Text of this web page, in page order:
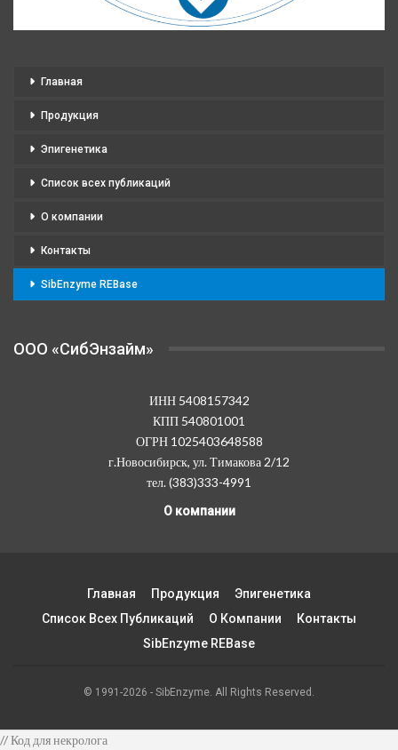
Главная
Продукция
Эпигенетика
Список всех публикаций
О компании
Контакты
SibEnzyme REBase
OOO «СибЭнзайм»
ИНН 5408157342
КПП 540801001
ОГРН 1025403648588
г.Новосибирск, ул. Тимакова 2/12
тел. (383)333-4991
О компании
Главная Продукция
Эпигенетика
Список Всех Публикаций
О Компании
Контакты
SibEnzyme REBase
© 1991-2026 - SibEnzyme. All Rights Reserved.
// Код для некролога